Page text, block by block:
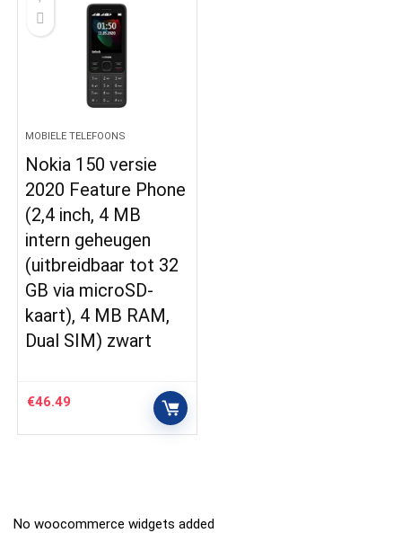
MOBIELE TELEFOONS
Nokia 150 versie
2020 Feature Phone
(2,4 inch, 4 MB
intern geheugen
(uitbreidbaar tot 32
GB via microSD-
kaart), 4 MB RAM,
Dual SIM) zwart
€46.49
No woocommerce widgets added